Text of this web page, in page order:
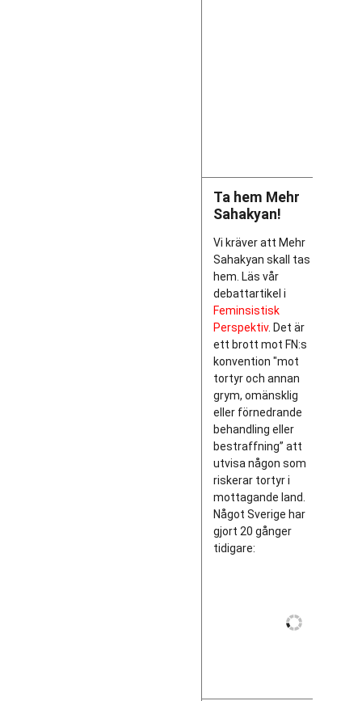
Ta hem Mehr
Sahakyan!
Vi kräver att Mehr
Sahakyan skall tas
hem. Läs vår
debattartikel i
Feminsistisk
Perspektiv. Det är
ett brott mot FN:s
konvention "mot
tortyr och annan
grym, omänsklig
eller förnedrande
behandling eller
bestraffning” att
utvisa någon som
riskerar tortyr i
mottagande land.
Något Sverige har
gjort 20 gånger
tidigare: